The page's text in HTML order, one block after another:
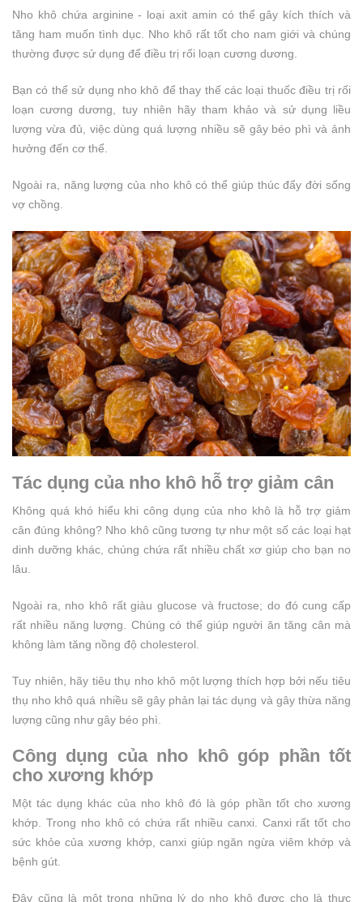
Nho khô chứa arginine - loại axit amin có thể gây kích thích và
tăng ham muốn tình dục. Nho khô rất tốt cho nam giới và chúng
thường được sử dụng để điều trị rối loạn cương dương.
Bạn có thể sử dụng nho khô để thay thế các loại thuốc điều trị rối
loạn cương dương, tuy nhiên hãy tham khảo và sử dụng liều
lượng vừa đủ, việc dùng quá lượng nhiều sẽ gây béo phì và ảnh
hưởng đến cơ thể.
Ngoài ra, năng lượng của nho khô có thể giúp thúc đẩy đời sống
vợ chồng.
Tác dụng của nho khô hỗ trợ giảm cân
Không quá khó hiểu khi công dụng của nho khô là hỗ trợ giảm
cân đúng không? Nho khô cũng tương tự như một số các loại hạt
dinh dưỡng khác, chúng chứa rất nhiều chất xơ giúp cho bạn no
lâu.
Ngoài ra, nho khô rất giàu glucose và fructose; do đó cung cấp
rất nhiều năng lượng. Chúng có thể giúp người ăn tăng cân mà
không làm tăng nồng độ cholesterol.
Tuy nhiên, hãy tiêu thụ nho khô một lượng thích hợp bởi nếu tiêu
thụ nho khô quá nhiều sẽ gây phản lại tác dụng và gây thừa năng
lượng cũng như gây béo phì.
Công dụng của nho khô góp phần tốt
cho xương khớp
Một tác dụng khác của nho khô đó là góp phần tốt cho xương
khớp. Trong nho khô có chứa rất nhiều canxi. Canxi rất tốt cho
sức khỏe của xương khớp, canxi giúp ngăn ngừa viêm khớp và
bệnh gút.
Đây cũng là một trong những lý do nho khô được cho là thực